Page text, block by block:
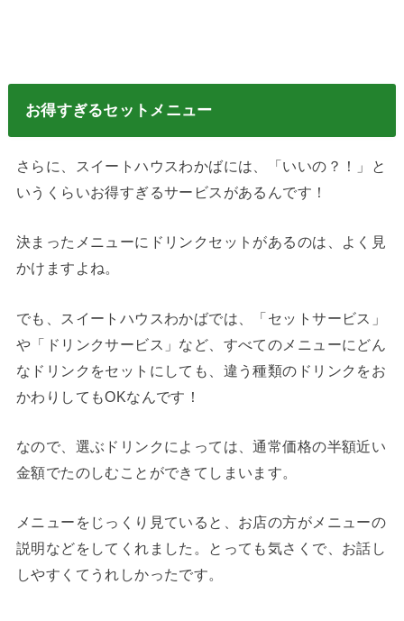
お得すぎるセットメニュー
さらに、スイートハウスわかばには、「いいの？！」と
いうくらいお得すぎるサービスがあるんです！
決まったメニューにドリンクセットがあるのは、よく見
かけますよね。
でも、スイートハウスわかばでは、「セットサービス」
や「ドリンクサービス」など、すべてのメニューにどん
なドリンクをセットにしても、違う種類のドリンクをお
かわりしてもOKなんです！
なので、選ぶドリンクによっては、通常価格の半額近い
金額でたのしむことができてしまいます。
メニューをじっくり見ていると、お店の方がメニューの
説明などをしてくれました。とっても気さくで、お話し
しやすくてうれしかったです。